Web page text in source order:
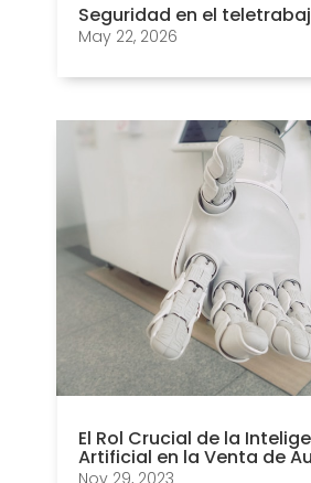
Seguridad en el
May 22, 2026
El Rol Crucial de la
Artificial en la Venta de
Nov 29, 2023